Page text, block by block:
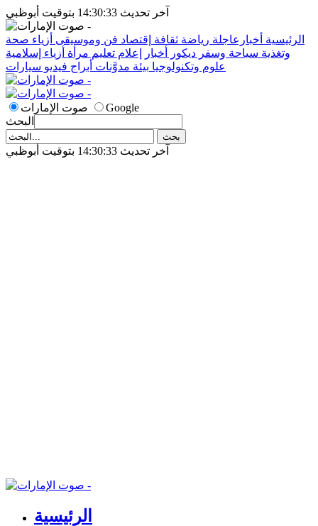
آخر تحديث 14:30:33 بتوقيت أبوظبي
الرئيسية أخبارعاجلة رياضة ثقافة إقتصاد فن وموسيقى أزياء صحة
وتغذية سياحة وسفر ديكور أخبار إعلام تعليم مرأة أزياء إسلامية
علوم وتكنولوجيا بيئة مدوَّنات أبراج فيديو سيارات
صوت الإمارات
Google
البحث
آخر تحديث 14:30:33 بتوقيت أبوظبي
الرئيسية